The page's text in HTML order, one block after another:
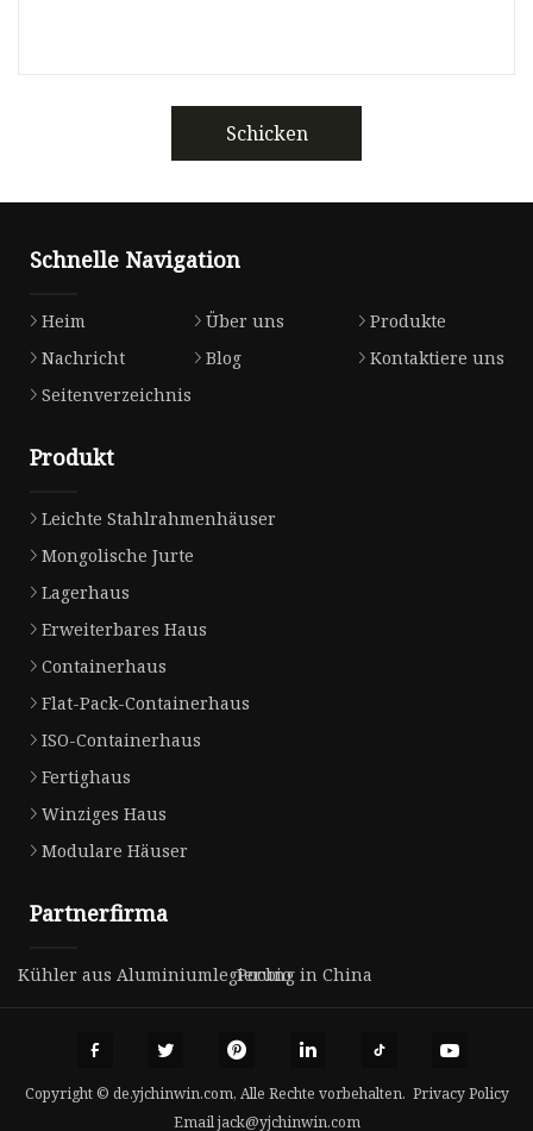
Schicken
Schnelle Navigation
Heim Über uns
Produkte
Nachricht
Blog
Kontaktiere uns
Seitenverzeichnis
Produkt
Leichte Stahlrahmenhäuser
Mongolische Jurte
Lagerhaus
Erweiterbares Haus
Containerhaus
Flat-Pack-Containerhaus
ISO-Containerhaus
Fertighaus
Winziges Haus
Modulare Häuser
Partnerfirma
Kühler aus Aluminiumlegierung in China
Pocbio
Copyright © de.yjchinwin.com, Alle Rechte vorbehalten. Privacy Policy
Emailjack@yjchinwin.com